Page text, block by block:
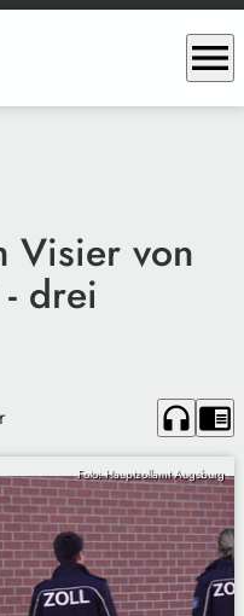
menu
Visier von
drei
headphones chrome_reader_mode
Foto: Hauptzollamt Augsburg